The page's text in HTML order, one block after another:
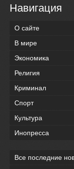
Навигация
О сайте
В мире
Экономика
Религия
Криминал
Спорт
Культура
Инопресса
Все последние